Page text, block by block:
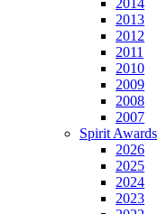
2014
2013
2012
2011
2010
2009
2008
2007
Spirit Awards
2026
2025
2024
2023